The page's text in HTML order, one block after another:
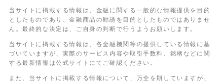
当サイトに掲載する情報は、金融に関する一般的な情報提供を目的
としたものであり、金融商品の勧誘を目的としたものではありませ
ん。最終的な決定は、ご自身の判断で行うようお願いします。
当サイトに掲載する情報は、各金融機関等の提供している情報に基
づいていますが、実際のサービス内容や取引手数料、銘柄などに関
する最新情報は公式サイトにてご確認ください。
また、当サイトに掲載する情報について、万全を期していますが、